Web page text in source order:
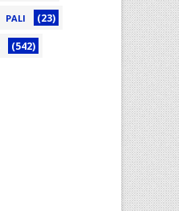
PALI (23)
(542)